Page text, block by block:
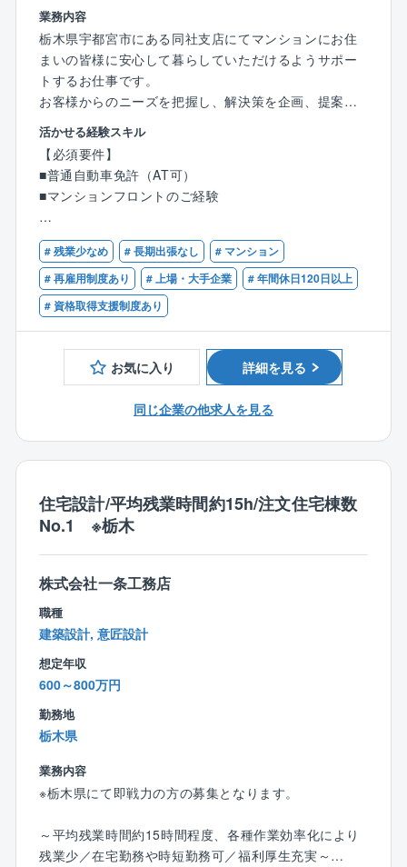
応するため、夜間や休日の対応はございません。
コールセンター当番は宿直が月に1～2回、日直が2，3
か月に1回程度回ってきますが、宿直明けの次の日はお
休みなどメリハリをつけて就業が可能です。
る環境です〉
「管理業務主任者」資格を取得すると、手当が月3万円
増額されます。
専門の外部講師と提携しており、試験半年前から問題
演習、講座、模擬試験などを受けられます。
また、在籍社員の方によるOJT制度がございます。
入社後は先輩社員による丁寧なフォローを行いますの
でご安心ください。
【同社の強み】
〇東証スタンダード上場ナイスグループ、50年以上の
独自の優れたノウハウがあります。
対応を実施。24時間の緊急監視センターを備え、同社
社員が一次受付を行うことでスムーズな手配が可能と
なっています。また、工事専門部署を備えており大規
模修繕の施工元請も行なっています。
業務内容
栃木県宇都宮市にある同社支店にてマンションにお住
まいの皆様に安心して暮らしていただけるようサポー
トするお仕事です。
お客様からのニーズを把握し、解決策を企画、提案、
実行していただきます。
※フロント職のご経験がおありの方のごエントリーをお
待ちしております。
【業務の詳細について】
〇理事会／総会への運営サポート（日程調整など）
〇会場手配、資料作成や配付、当日の進行や説明、議
事録案の作成
〇管理状況の報告や修繕工事の提案、説明
〇事務手続き、保険契約代行、通知連絡、防火管理補
助
〇担当物件の巡回
〇居住者対応
※100戸未満のマンションが多く、初めは数棟、慣れて
〈平均勤続年数16.7年の実績あり！長く働ける環境で
す！〉
19時以降の残業は担当役員の承認が必要、理事会や総
会が夜行われる場合は12時半出社などの工夫をし、長
期的に就業をできる環境を整えてます。
〈自社内コールセンター完備で業務時間外の対応がほ
ぼ無し！〉
自社のコールセンターが一次受けするため夜間や休日
の電話対応は発生しません。
外注しているコールセンターの場合ですと、対応しき
れないが多く、フロント担当が夜間や休日に対応しな
ールセンターを置いていて、緊急対応も当番の方が対
応するため、夜間や休日の対応はございません。
か月に1回程度回ってきますが、宿直明けの次の日はお
休みなどメリハリをつけて就業が可能です。
活かせる経験スキル
【必須要件】
■普通自動車免許（AT可）
■マンションフロントのご経験
【歓迎要件】
■管理業務主任者
■宅地建物取引士
# 残業少なめ # 長期出張なし
# マンション
# 再雇用制度あり
# 上場・大手企業
# 年間休日120日以上
# 資格取得支援制度あり
お気に入り 詳細を見る
同じ企業の他求人を見る
住宅設計/平均残業時間約15h/注文住宅棟数
No.1 ※栃木
株式会社一条工務店
職種
建築設計, 意匠設計
想定年収
600～800万円
勤務地
栃木県
業務内容
※栃木県にて即戦力の方の募集となります。
～平均残業時間約15時間程度、各種作業効率化により
残業少／在宅勤務や時短勤務可／福利厚生充実～